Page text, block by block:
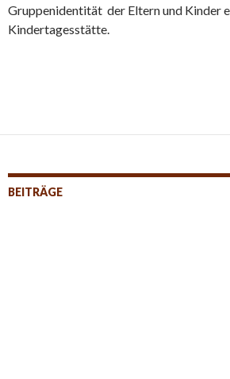
Gruppenidentität der Eltern und Kinder
Kindertagesstätte.
BEITRÄGE